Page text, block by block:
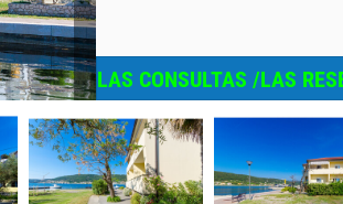
LAS CONSULTAS /LAS